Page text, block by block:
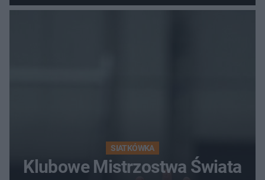
fanów
SIATKÓWKA
Klubowe Mistrzostwa Świata